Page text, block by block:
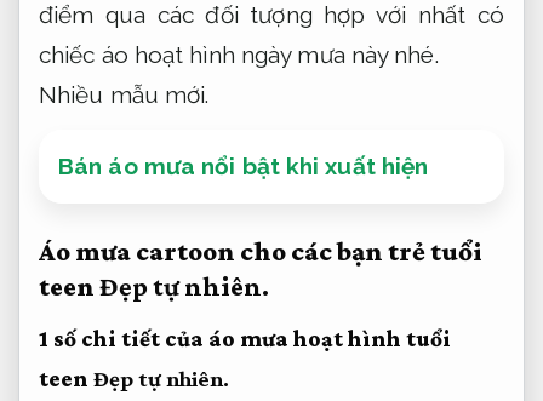
điểm qua các đối tượng hợp với nhất có
chiếc áo hoạt hình ngày mưa này nhé.
Nhiều mẫu mới.
Bán áo mưa nổi bật khi xuất hiện
Áo mưa cartoon cho các bạn trẻ tuổi
teen Đẹp tự nhiên.
1 số chi tiết của áo mưa hoạt hình tuổi
teen Đẹp tự nhiên.